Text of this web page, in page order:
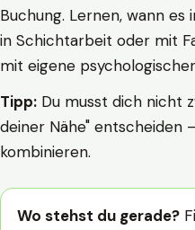
Buchung. Lernen, wann
in Schichtarbeit oder mit
mit eigene
Tipp: Du musst dich nicht
deiner Nähe" entscheiden
kombinieren.
Wo stehst du gerade?